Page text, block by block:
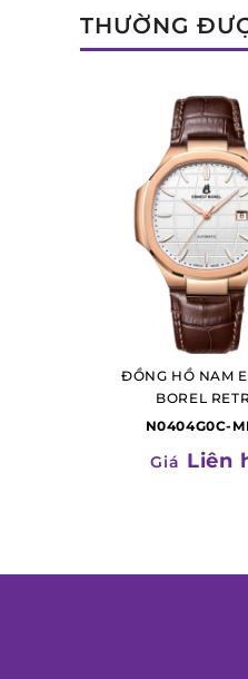
THƯỜNG
ĐỒNG HỒ NAM
BOREL
N0404G0C-
Giá Liên